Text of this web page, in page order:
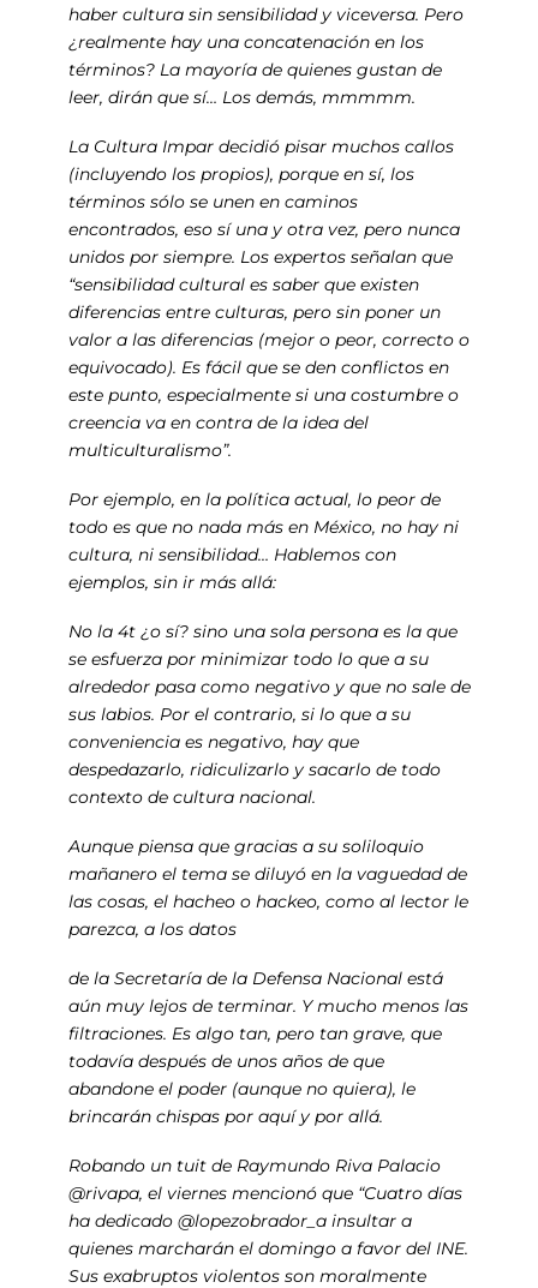
haber cultura sin sensibilidad y viceversa. Pero
¿realmente hay una concatenación en los
términos? La mayoría de quienes gustan de
leer, dirán que sí… Los demás, mmmmm.
La Cultura Impar decidió pisar muchos callos
(incluyendo los propios), porque en sí, los
términos sólo se unen en caminos
encontrados, eso sí una y otra vez, pero nunca
unidos por siempre. Los expertos señalan que
“sensibilidad cultural es saber que existen
diferencias entre culturas, pero sin poner un
valor a las diferencias (mejor o peor, correcto o
equivocado). Es fácil que se den conflictos en
este punto, especialmente si una costumbre o
creencia va en contra de la idea del
multiculturalismo”.
Por ejemplo, en la política actual, lo peor de
todo es que no nada más en México, no hay ni
cultura, ni sensibilidad… Hablemos con
ejemplos, sin ir más allá:
No la 4t ¿o sí? sino una sola persona es la que
se esfuerza por minimizar todo lo que a su
alrededor pasa como negativo y que no sale de
sus labios. Por el contrario, si lo que a su
conveniencia es negativo, hay que
despedazarlo, ridiculizarlo y sacarlo de todo
contexto de cultura nacional.
Aunque piensa que gracias a su soliloquio
mañanero el tema se diluyó en la vaguedad de
las cosas, el hacheo o hackeo, como al lector le
parezca, a los datos
de la Secretaría de la Defensa Nacional está
aún muy lejos de terminar. Y mucho menos las
filtraciones. Es algo tan, pero tan grave, que
todavía después de unos años de que
abandone el poder (aunque no quiera), le
brincarán chispas por aquí y por allá.
Robando un tuit de Raymundo Riva Palacio
@rivapa, el viernes mencionó que “Cuatro días
ha dedicado @lopezobrador_a insultar a
quienes marcharán el domingo a favor del INE.
Sus exabruptos violentos son moralmente